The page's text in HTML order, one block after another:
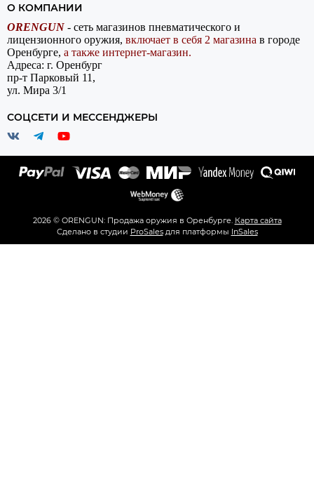
О КОМПАНИИ
ORENGUN - сеть магазинов пневматического и
лицензионного оружия, включает в себя 2 магазина в городе
Оренбурге, а также интернет-магазин.
Адреса: г. Оренбург
пр-т Парковый 11,
ул. Мира 3/1
СОЦСЕТИ И МЕССЕНДЖЕРЫ
2026 © ORENGUN: Продажа оружия в Оренбурге. Карта сайта
Сделано в студии ProSalesдля платформы InSales